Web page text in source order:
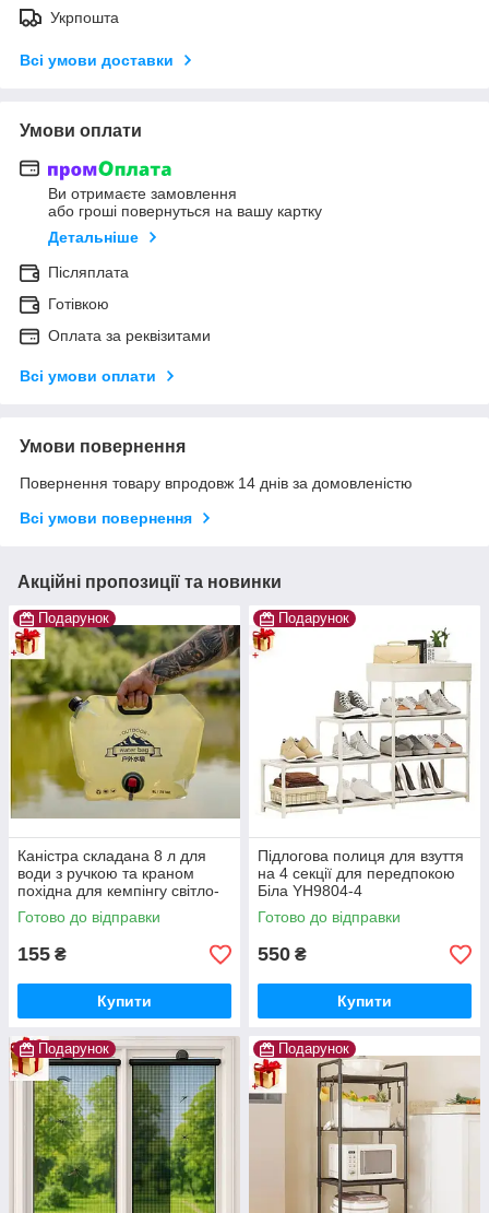
Укрпошта
Всі умови доставки
Умови оплати
Ви отримаєте замовлення
або гроші повернуться на вашу картку
Детальніше
Післяплата
Готівкою
Оплата за реквізитами
Всі умови оплати
Умови повернення
Повернення товару впродовж 14 днів за домовленістю
Всі умови повернення
Акційні пропозиції та новинки
Подарунок
Каністра складана 8 л для
води з ручкою та краном
похідна для кемпінгу світло-
зелена
Готово до відправки
155 ₴
Купити
Подарунок
Підлогова полиця для взуття
на 4 секції для передпокою
Біла YH9804-4
Готово до відправки
550 ₴
Купити
Подарунок Подарунок